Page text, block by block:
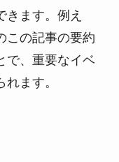
きます。例え
この記事の要約
で、重要なイベ
ます。